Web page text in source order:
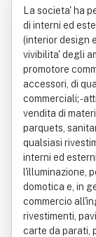
La societa' ha
di interni ed
(interior design
vivibilita' degli
promotore
accessori, di
commerciali; -
vendita di
parquets,
qualsiasi
interni ed
l'illuminazione,
domotica e, in
commercio
rivestimenti,
carte da parati,